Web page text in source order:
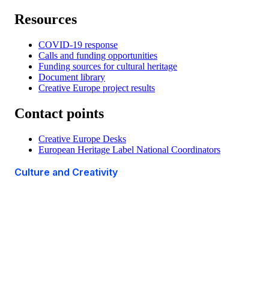
Resources
COVID-19 response
Calls and funding opportunities
Funding sources for cultural heritage
Document library
Creative Europe project results
Contact points
Creative Europe Desks
European Heritage Label National Coordinators
Culture and Creativity